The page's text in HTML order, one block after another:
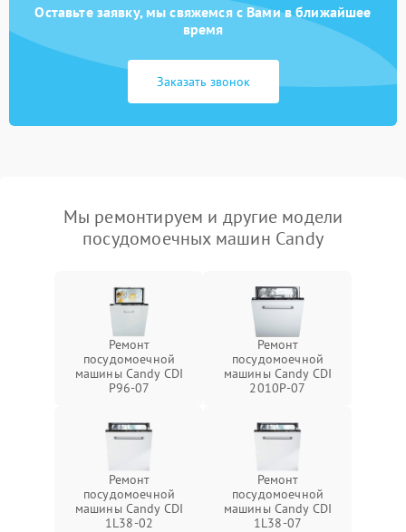
Оставьте заявку, мы свяжемся с Вами в ближайшее
время
Заказать звонок
Мы ремонтируем и другие модели
посудомоечных машин Candy
Ремонт
посудомоечной
машины Candy CDI
P96-07
Ремонт
посудомоечной
машины Candy CDI
2010P-07
Ремонт
посудомоечной
машины Candy CDI
1L38-02
Ремонт
посудомоечной
машины Candy CDI
1L38-07